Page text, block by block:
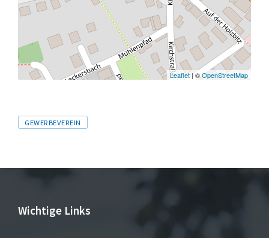
Leaflet| ©OpenStreetMap
Tags
GEWERBEVEREIN
Wichtige Links